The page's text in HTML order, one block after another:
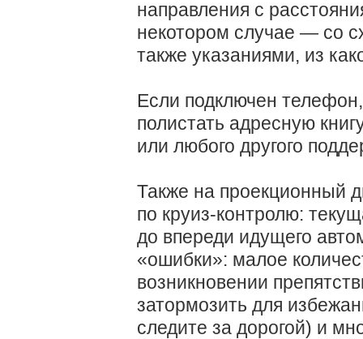
направления с
некотором случае — со
также указаниями, из
Если подключен
полистать адресную
или любого другого
Также на проекционный
по круиз-контролю:
до впереди идущего
«ошибки»: малое
возникновении
затормозить для
следите за дорогой) и